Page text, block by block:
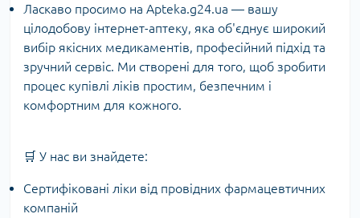
Ласкаво просимо на Apteka.g24.ua — вашу
цілодобову інтернет-аптеку, яка об'єднує широкий
вибір якісних медикаментів, професійний підхід та
зручний сервіс. Ми створені для того, щоб зробити
процес купівлі ліків простим, безпечним і
комфортним для кожного.
🛒 У нас ви знайдете:
Сертифіковані ліки від провідних фармацевтичних
компаній